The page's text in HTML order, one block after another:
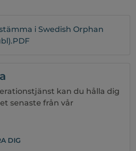
i Swedish Orphan
kan du hålla dig
senaste från vår
DIG